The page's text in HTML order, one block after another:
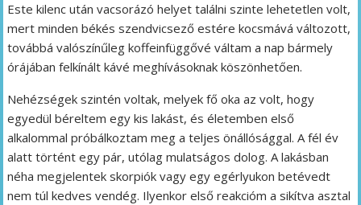
Este kilenc után vacsorázó helyet találni szinte lehetetlen volt,
mert minden békés szendvicsező estére kocsmává változott,
továbbá valószínűleg koffeinfüggővé váltam a nap bármely
órájában felkínált kávé meghívásoknak köszönhetően.
Nehézségek szintén voltak, melyek fő oka az volt, hogy
egyedül béreltem egy kis lakást, és életemben első
alkalommal próbálkoztam meg a teljes önállósággal. A fél év
alatt történt egy pár, utólag mulatságos dolog. A lakásban
néha megjelentek skorpiók vagy egy egérlyukon betévedt
nem túl kedves vendég. Ilyenkor első reakcióm a sikítva asztal